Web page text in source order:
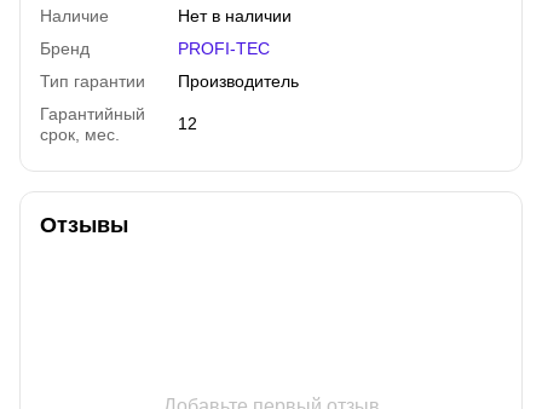
Наличие
Нет в наличии
Бренд
PROFI-TEC
Тип гарантии
Производитель
Гарантийный
срок, мес.
12
Отзывы